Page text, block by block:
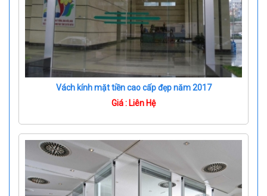
Vách kính mặt tiền cao cấp đẹp năm 2017
Giá : Liên Hệ